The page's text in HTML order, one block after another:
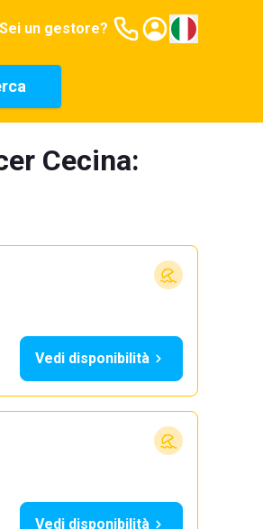
Sei un gestore?
Cecina:
Vedi disponibilità
Vedi disponibilità